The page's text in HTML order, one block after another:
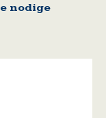
nodige